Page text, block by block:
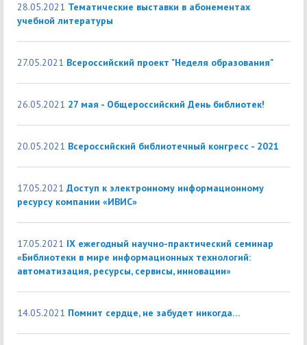
28.05.2021 Тематические выставки в абонементах
учебной литературы
27.05.2021 Всероссийский проект "Неделя образования"
26.05.2021 27 мая - Общероссийский День библиотек!
20.05.2021 Всероссийский библиотечный конгресс - 2021
17.05.2021 Доступ к электронному информационному
ресурсу компании «ИВИС»
17.05.2021 IX ежегодный научно-практический семинар
«Библиотеки в мире информационных технологий:
автоматизация, ресурсы, сервисы, инновации»
14.05.2021 Помнит сердце, не забудет никогда…